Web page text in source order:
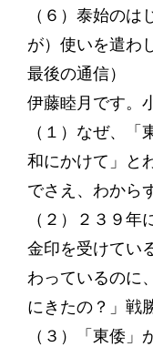
（６）泰始の
が）使いを遣わ
最後の通信）
伊藤睦月です。
（１）なぜ、
和にかけて」と
でさえ、わから
（２）２３９
金印を受けてい
わっているのに
にきたの？」戦
（３）「東倭